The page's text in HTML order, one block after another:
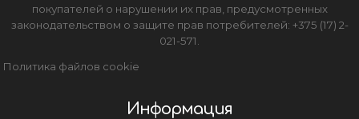
покупателей о нарушении их прав, предусмотренных
законодательством о защите прав потребителей: +375 (17) 2-
021-571.
Политика файлов cookie
Информация